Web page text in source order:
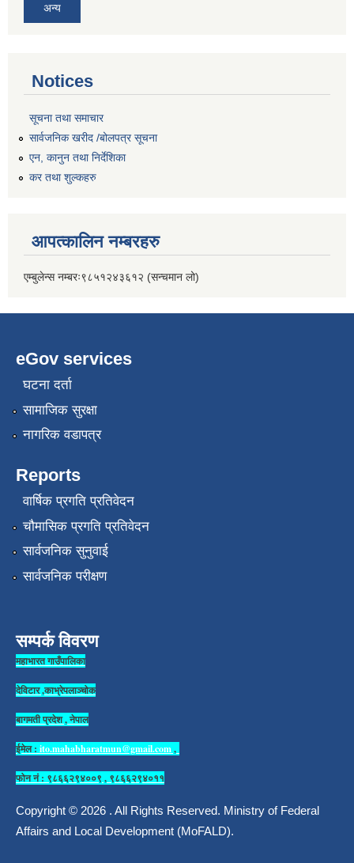
अन्य
Notices
सूचना तथा समाचार
सार्वजनिक खरीद /बोलपत्र सूचना
एन, कानुन तथा निर्देशिका
कर तथा शुल्कहरु
आपत्कालिन नम्बरहरु
एम्बुलेन्स नम्बरः९८५१२४३६१२ (सन्चमान लो)
eGov services
घटना दर्ता
सामाजिक सुरक्षा
नागरिक वडापत्र
Reports
वार्षिक प्रगति प्रतिवेदन
चौमासिक प्रगति प्रतिवेदन
सार्वजनिक सुनुवाई
सार्वजनिक परीक्षण
सम्पर्क विवरण
महाभारत गाउँपालिका
देविटार ,काभ्रेपलाञ्चोक
बागमती प्रदेश , नेपाल
ईमेल : ito.mahabharatmun@gmail.com,
फोन नं : ९८६६२९४००९ , ९८६६२९४०११
Copyright © 2026 . All Rights Reserved. Ministry of Federal
Affairs and Local Development (MoFALD).